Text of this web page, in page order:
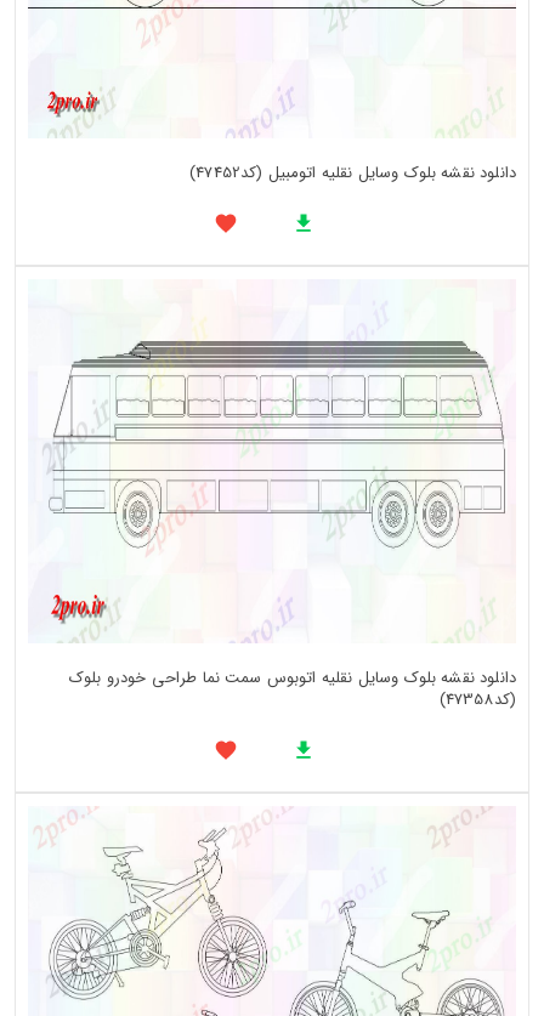
دانلود نقشه بلوک وسایل نقلیه اتومبیل (کد47452)
دانلود نقشه بلوک وسایل نقلیه اتوبوس سمت نما طراحی خودرو بلوک
(کد47358)